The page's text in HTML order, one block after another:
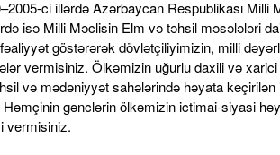
ci illərdə Azərbaycan Respublikası Milli
isə Milli Məclisin Elm və təhsil məsələləri
göstərərək dövlətçiliyimizin, milli
vermisiniz. Ölkəmizin uğurlu daxili və xarici
və mədəniyyət sahələrində həyata keçirilən
Həmçinin gənclərin ölkəmizin ictimai-siyasi
vermisiniz.